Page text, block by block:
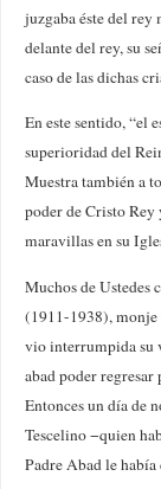
juzgaba éste del rey
delante del rey, su
caso de las dichas
En este sentido, “el
superioridad del
Muestra también a
poder de Cristo
maravillas en su
Muchos de Ustedes
(1911-1938), monje
vio interrumpida su
abad poder
Entonces un día de
Tescelino −quien
Padre Abad le